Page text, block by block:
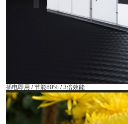
插电即用 / 节能80% / 3倍效能